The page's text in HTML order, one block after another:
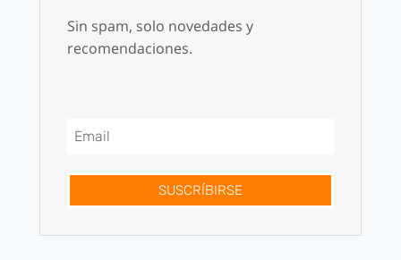
Sin spam, solo novedades y
recomendaciones.
SUSCRÍBIRSE